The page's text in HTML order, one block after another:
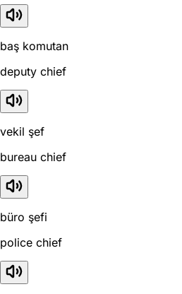
baş komutan
deputy chief
vekil şef
bureau chief
büro şefi
police chief